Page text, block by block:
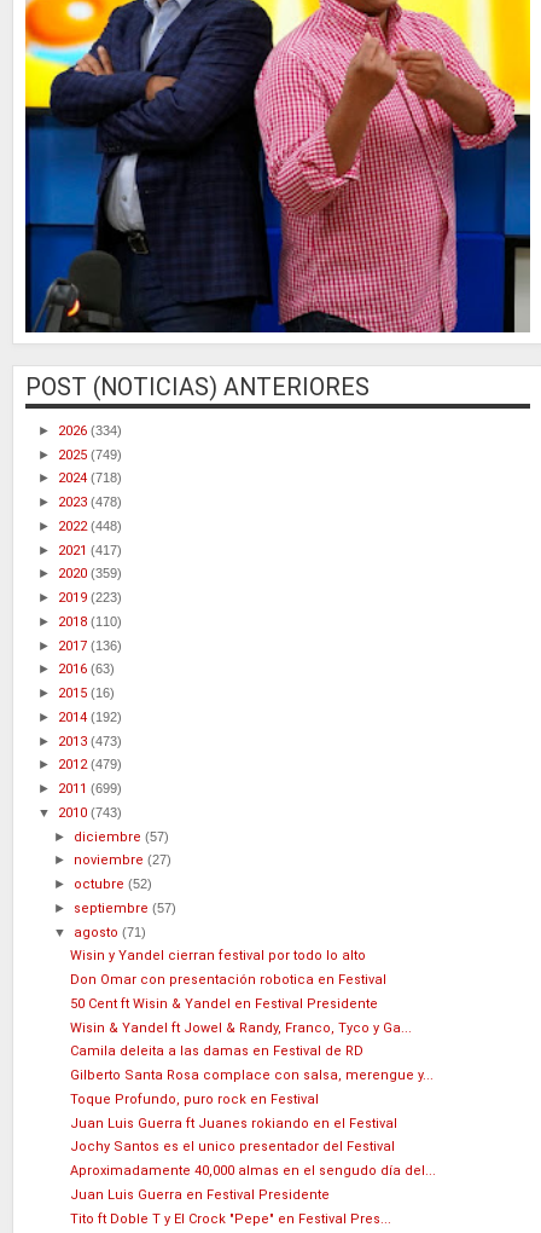
POST (NOTICIAS) ANTERIORES
► 2026 (334)
► 2025 (749)
► 2024 (718)
► 2023 (478)
► 2022(448)
► 2021 (417)
► 2020 (359)
► 2019 (223)
► 2018 (110)
► 2017 (136)
► 2016 (63)
► 2015 (16)
► 2014 (192)
► 2013 (473)
► 2012(479)
► 2011 (699)
▼ 2010 (743)
► diciembre(57)
► noviembre(27)
► octubre(52)
► septiembre(57)
▼ agosto(71)
Wisin y Yandel cierran festival por todo lo alto
Don Omar con presentación robotica en Festival
50 Cent ft Wisin & Yandel en Festival Presidente
Wisin & Yandel ft Jowel & Randy, Franco, Tyco y Ga...
Camila deleita a las damas en Festival de RD
Gilberto Santa Rosa complace con salsa, merengue y...
Toque Profundo, puro rock en Festival
Juan Luis Guerra ft Juanes rokiando en el Festival
Jochy Santos es el unico presentador del Festival
Aproximadamente 40,000 almas en el sengudo día del...
Juan Luis Guerra en Festival Presidente
Tito ft Doble T y El Crock "Pepe" en Festival Pres...